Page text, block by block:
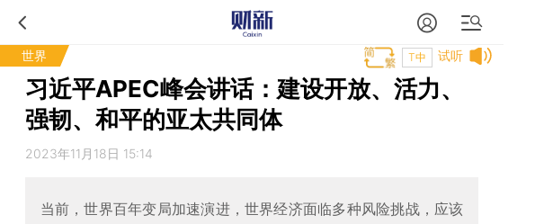
世界 试听
T中
习近平APEC峰会讲话：建设开放、活力、
强韧、和平的亚太共同体
2023年11月18日 15:14
当前，世界百年变局加速演进，世界经济面临多种风险挑战，应该